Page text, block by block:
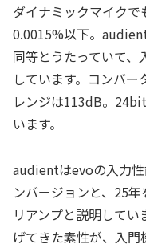
ダイナミックマイク
0.0015%以下。
同等とうたっていて、
しています。コンバ
レンジは113dB。
います。
audientはevoの入力
ンバージョンと、25
リアンプと説明して
げてきた素性が、入